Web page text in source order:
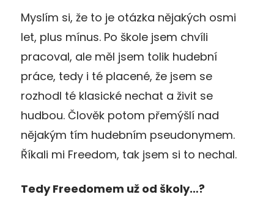
Myslím si, že to je otázka nějakých osmi
let, plus mínus. Po škole jsem chvíli
pracoval, ale měl jsem tolik hudební
práce, tedy i té placené, že jsem se
rozhodl té klasické nechat a živit se
hudbou. Člověk potom přemýšlí nad
nějakým tím hudebním pseudonymem.
Říkali mi Freedom, tak jsem si to nechal.
Tedy Freedomem už od školy…?